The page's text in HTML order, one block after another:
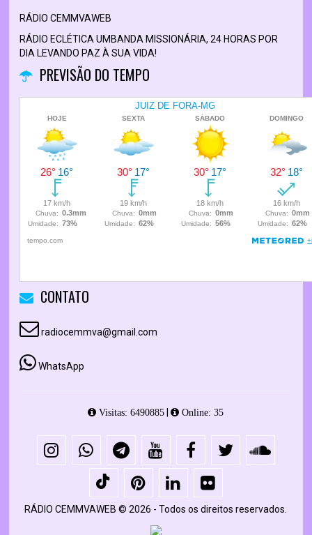
RÁDIO CEMMVAWEB
RÁDIO ECLÉTICA UMBANDA MISSIONÁRIA, 24 HORAS POR
DIA LEVANDO PAZ À SUA VIDA!
PREVISÃO DO TEMPO
CONTATO
radiocemmva@gmail.com
WhatsApp
Visitas: 6490885 | Online: 35
RÁDIO CEMMVAWEB © 2026 - Todos os direitos reservados.